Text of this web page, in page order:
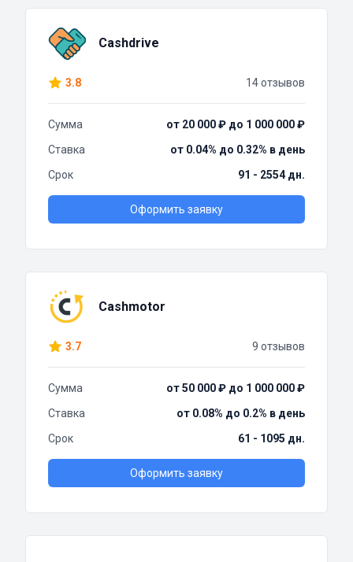
Cashdrive
3.8 14 отзывов
Сумма
от 20 000 ₽ до 1 000 000 ₽
Ставка
от 0.04% до 0.32% в день
Срок
91 - 2554 дн.
Оформить заявку
Cashmotor
3.7 9 отзывов
Сумма
от 50 000 ₽ до 1 000 000 ₽
Ставка
от 0.08% до 0.2% в день
Срок
61 - 1095 дн.
Оформить заявку